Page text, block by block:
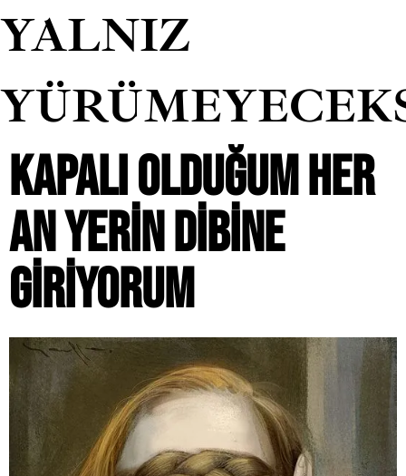
YALNIZ
KAPALI OLDUĞUM HER
AN YERIN DIBINE
GIRIYORUM